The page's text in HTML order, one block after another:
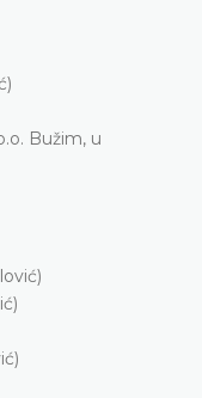
Bužim, u